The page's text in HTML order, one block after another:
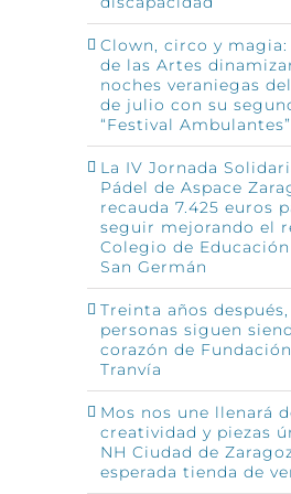
Clown, circo y
de las Artes
noches veraniegas del
de julio con su
“Festival Ambulantes”
La IV Jornada
Pádel de Aspace
recauda 7.425 euros
seguir mejorando el
Colegio de
San Germán
Treinta años
personas siguen
corazón de
Tranvía
Mos nos une llenará
creatividad y piezas
NH Ciudad de
esperada tienda de